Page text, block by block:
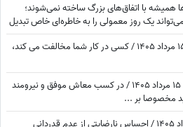
احساس‌ها همیشه با اتفاق‌های بزرگ ساخته نمی‌شوند؛
یک روز معمولی را به خاطره‌ای خاص تبدیل
فال شمع روزانه امروز پنج‌شنبه 15 مرداد 1405 / کسی در کار شما مخالفت می کند،
فال قهوه با نشان امروز پنج‌شنبه 15 مرداد 1405 / در کسب معاش موفق و نیرومند
بر ...
فال روزانه امروز پنج‌شنبه 15 مرداد 1405 / احساس نارضایتی از عدم قدردانی